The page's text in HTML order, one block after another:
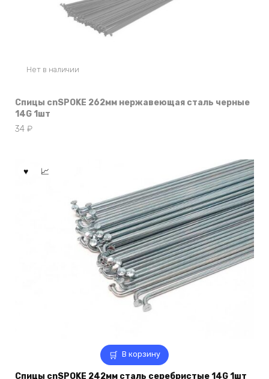
Нет в наличии
Спицы cnSPOKE 262мм нержавеющая сталь черные
14G 1шт
34 ₽
В корзину
Спицы cnSPOKE 242мм сталь серебристые 14G 1шт